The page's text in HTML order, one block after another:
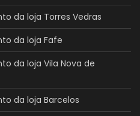
da loja Torres Vedras
da loja Fafe
da loja Vila Nova de
da loja Barcelos